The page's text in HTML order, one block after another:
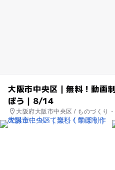
大阪市中央区｜無料！動画
ぼう｜8/14
大阪府大阪市中央区 / ものづくり